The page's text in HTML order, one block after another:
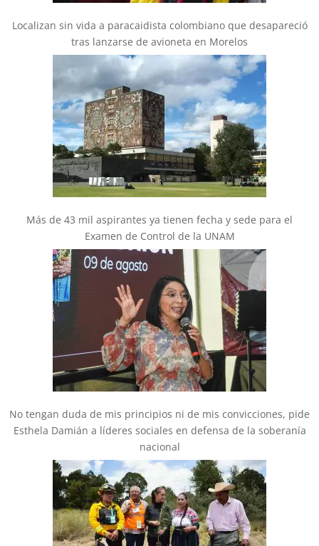
Localizan sin vida a paracaidista colombiano que desapareció
tras lanzarse de avioneta en Morelos
Más de 43 mil aspirantes ya tienen fecha y sede para el
Examen de Control de la UNAM
No tengan duda de mis principios ni de mis convicciones, pide
Esthela Damián a líderes sociales en defensa de la soberanía
nacional